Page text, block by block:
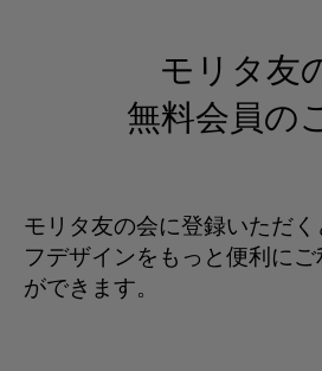
モリタ友
無料会員の
モリタ友の会に登録いただく
フデザインをもっと便利に
ができます。